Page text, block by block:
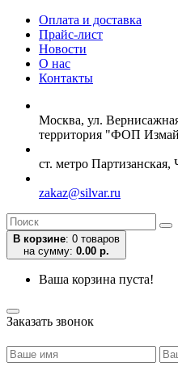
Оплата и доставка
Прайс-лист
Новости
О нас
Контакты
Москва, ул.
территория "ФОП
ст. метро Партизанская,
zakaz@silvar.ru
В корзине: 0 товаров
на сумму: 0.00 р.
Ваша корзина пуста!
Заказать звонок